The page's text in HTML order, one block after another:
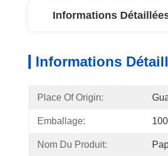
Informations
Informations
Place Of Origin:
Emballage:
Nom Du Produit: